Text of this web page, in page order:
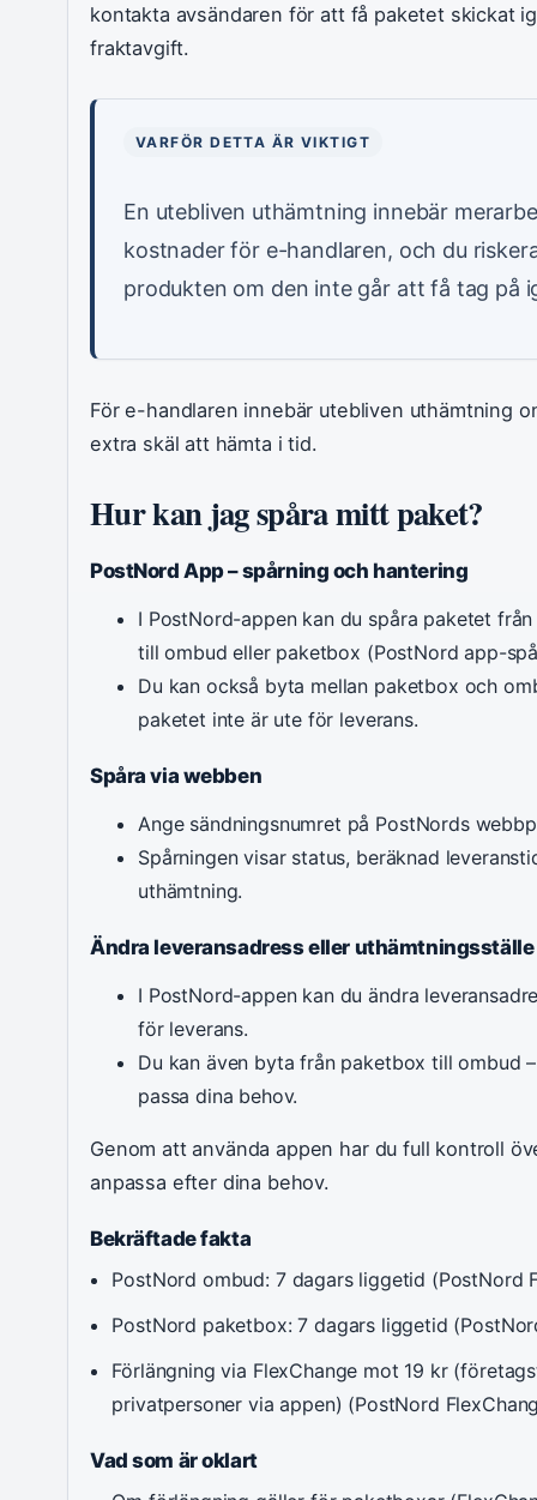
kontakta avsändaren för att få paketet skickat
fraktavgift.
VARFÖR DETTA ÄR VIKTIGT
En utebliven uthämtning innebär
kostnader för e-handlaren, och du
produkten om den inte går att få tag på
För e-handlaren innebär utebliven uthämtning
extra skäl att hämta i tid.
Hur kan jag spåra mitt paket?
PostNord App – spårning och hantering
I PostNord-appen kan du spåra paketet
till ombud eller paketbox (PostNord app-
Du kan också byta mellan paketbox och
paketet inte är ute för leverans.
Spåra via webben
Ange sändningsnumret på PostNords
Spårningen visar status, beräknad
uthämtning.
Ändra leveransadress eller uthämtningsställe
I PostNord-appen kan du ändra
för leverans.
Du kan även byta från paketbox till ombud
passa dina behov.
Genom att använda appen har du full kontroll
anpassa efter dina behov.
Bekräftade fakta
PostNord ombud: 7 dagars liggetid (PostNord
PostNord paketbox: 7 dagars liggetid
Förlängning via FlexChange mot 19 kr
privatpersoner via appen) (PostNord
Vad som är oklart